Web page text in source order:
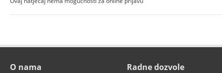
O nama Radne dozvole